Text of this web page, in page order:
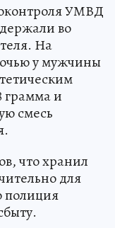
УМВД
во
На
у мужчины
грамма и
смесь
что хранил
для
полиция